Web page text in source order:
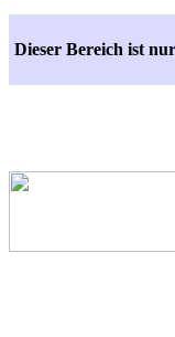
Dieser Bereich ist